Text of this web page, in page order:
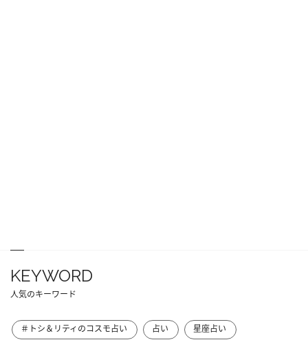
KEYWORD
人気のキーワード
＃トシ＆リティのコスモ占い 占い
星座占い